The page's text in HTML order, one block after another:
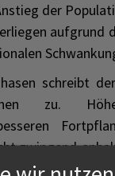
der
schreibt
zu.
zwingend
Durch